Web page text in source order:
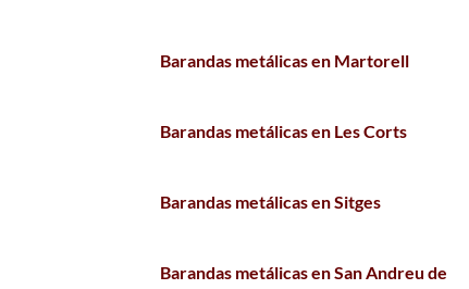
Barandas metálicas en Martorell
Barandas metálicas en Les Corts
Barandas metálicas en Sitges
Barandas metálicas en San Andreu de